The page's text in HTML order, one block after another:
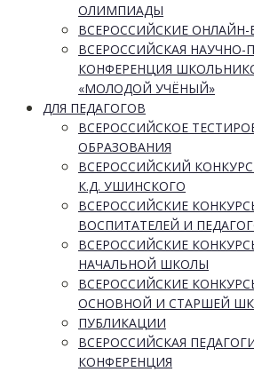
ОЛИМПИАДЫ
ВСЕРОССИЙСКИЕ
ВСЕРОССИЙСКАЯ НАУЧНО-
КОНФЕРЕНЦИЯ
«МОЛОДОЙ УЧЁНЫЙ»
ДЛЯ ПЕДАГОГОВ
ВСЕРОССИЙСКОЕ
ОБРАЗОВАНИЯ
ВСЕРОССИЙСКИЙ
К.Д. УШИНСКОГО
ВСЕРОССИЙСКИЕ
ВОСПИТАТЕЛЕЙ И
ВСЕРОССИЙСКИЕ
НАЧАЛЬНОЙ ШКОЛЫ
ВСЕРОССИЙСКИЕ
ОСНОВНОЙ И СТАРШЕЙ
ПУБЛИКАЦИИ
ВСЕРОССИЙСКАЯ
КОНФЕРЕНЦИЯ